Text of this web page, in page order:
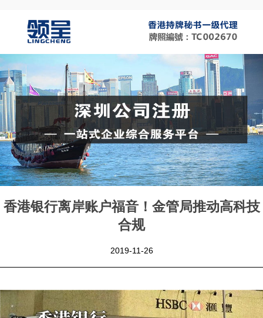
香港银行离岸账户福音！金管局推动高科技
合规
2019-11-26